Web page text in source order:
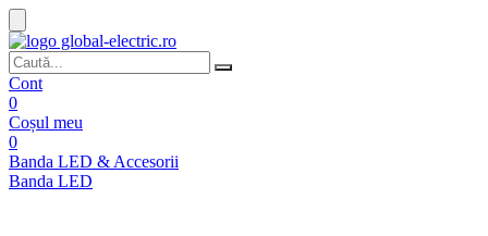
Cont
0
Coșul meu
0
Banda LED & Accesorii
Banda LED